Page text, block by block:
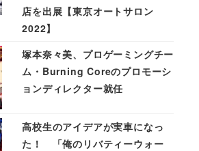
店を出展【東京オートサロン
2022】
塚本奈々美、プロゲーミングチー
ム・Burning Coreのプロモーシ
ョンディレクター就任
高校生のアイデアが実車になっ
た！ 「俺のリバティーウォー